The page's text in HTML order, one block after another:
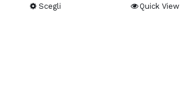
Scegli Quick View